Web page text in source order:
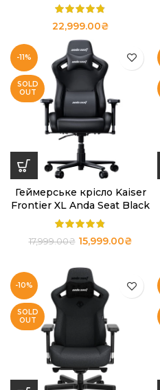
22,999.00₴
-11%
SOLD
OUT
Геймерське крісло Kaiser
Frontier XL Anda Seat Black
17,999.00₴ 15,999.00₴
-10%
SOLD
OUT